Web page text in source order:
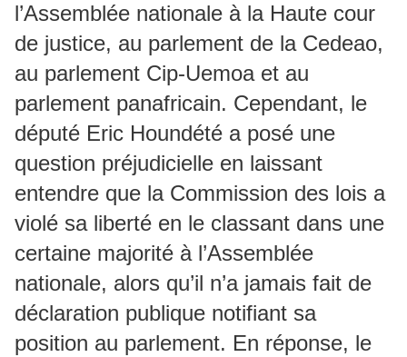
l’Assemblée nationale à la Haute cour
de justice, au parlement de la Cedeao,
au parlement Cip-Uemoa et au
parlement panafricain. Cependant, le
député Eric Houndété a posé une
question préjudicielle en laissant
entendre que la Commission des lois a
violé sa liberté en le classant dans une
certaine majorité à l’Assemblée
nationale, alors qu’il n’a jamais fait de
déclaration publique notifiant sa
position au parlement. En réponse, le